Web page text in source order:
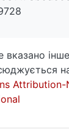
вказано
Attribution-